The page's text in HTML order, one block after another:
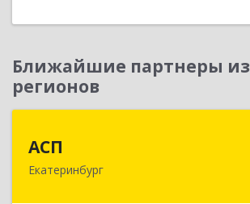
Ближайшие партнеры из
регионов
АСП
Екатеринбург
620075, Свердловская обл,